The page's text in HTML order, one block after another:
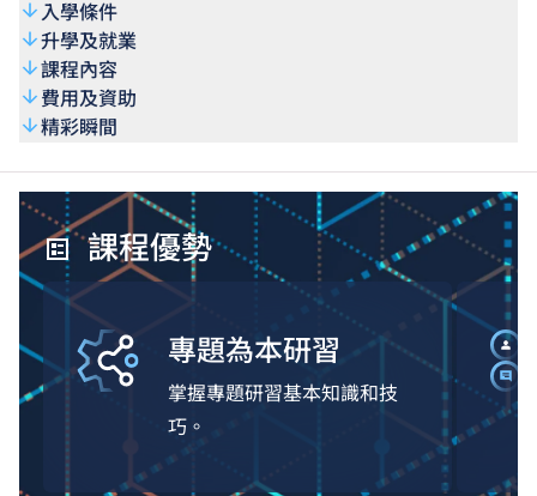
入學條件
升學及就業
課程內容
費用及資助
精彩瞬間
課程優勢
專題為本研習
掌握專題研習基本知識和技
巧。